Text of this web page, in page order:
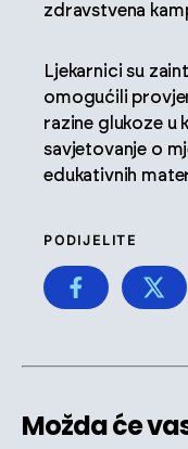
zdravstvena
Ljekarnici su
omogućili
razine glukoze u
savjetovanje o
edukativnih
PODIJELITE
Možda će